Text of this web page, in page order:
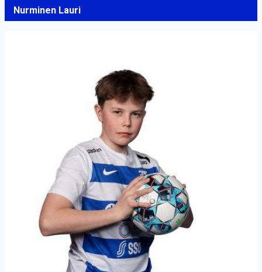
Nurminen Lauri